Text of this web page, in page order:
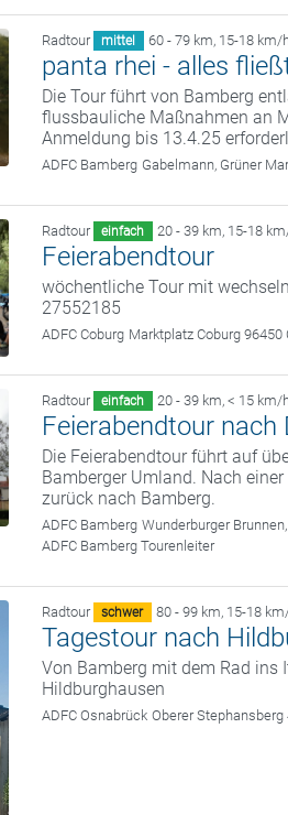
Radtour mittel 60 - 79 km, 15-18 km/
panta rhei - alles
Die Tour führt von Bamberg
flussbauliche Maßnahmen an
Anmeldung bis 13.4.25
ADFC Bamberg Gabelmann, Grüner
Radtour einfach 20 - 39 km, 15-18
Feierabendtour
wöchentliche Tour mit
27552185
ADFC Coburg Marktplatz Coburg 96450
Radtour einfach 20 - 39 km, < 15 km/
Feierabendtour nach
Die Feierabendtour führt auf
Bamberger Umland. Nach
zurück nach Bamberg.
ADFC Bamberg Wunderburger
ADFC Bamberg Tourenleiter
Radtour schwer 80 - 99 km, 15-18
Tagestour nach
Von Bamberg mit dem Rad ins
Hildburghausen
ADFC Osnabrück Oberer